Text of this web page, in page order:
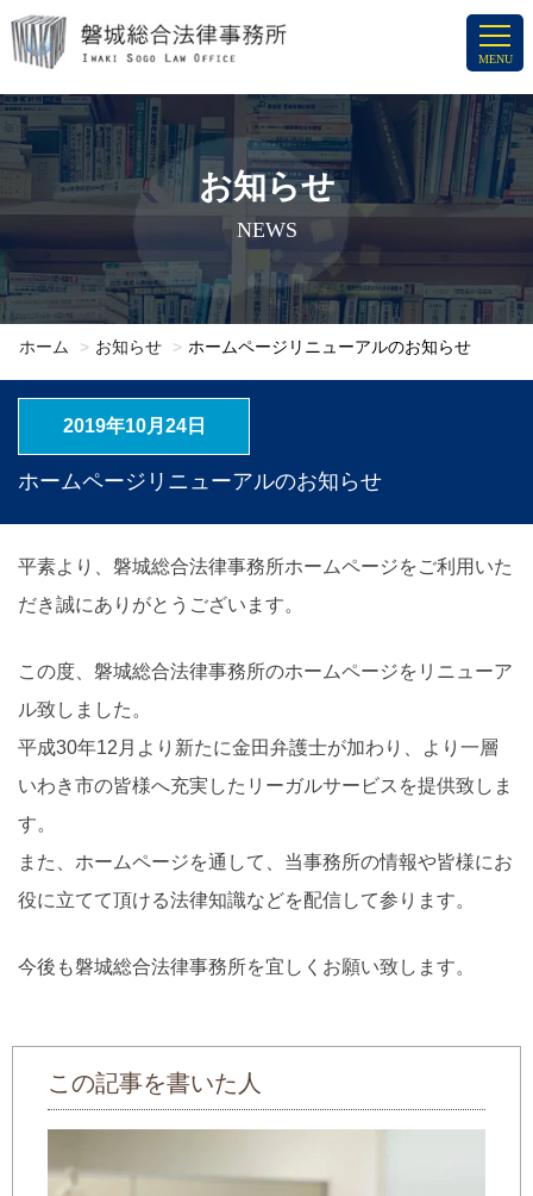
ン
ン
ツ
プ
MENU
お知らせ
NEWS
ホーム お知らせ ホームページリニューアルのお知らせ
2019年10月24日
ホームページリニューアルのお知らせ
平素より、磐城総合法律事務所ホームページをご利用いた
だき誠にありがとうございます。
この度、磐城総合法律事務所のホームページをリニューア
ル致しました。
平成30年12月より新たに金田弁護士が加わり、より一層
いわき市の皆様へ充実したリーガルサービスを提供致しま
す。
また、ホームページを通して、当事務所の情報や皆様にお
役に立てて頂ける法律知識などを配信して参ります。
今後も磐城総合法律事務所を宜しくお願い致します。
この記事を書いた人